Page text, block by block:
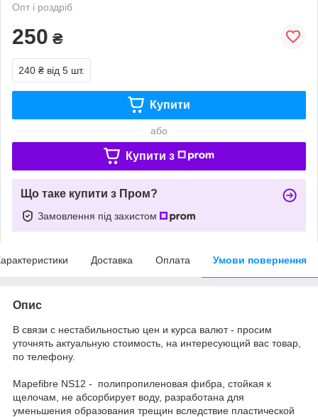
Опт і роздріб
250 ₴
240 ₴ від 5 шт.
Купити
або
Купити з
Що таке купити з Пром?
Замовлення під захистом
Доставка Оплата Умови повернення
Опис
В связи с нестабильностью цен и курса валют - просим
уточнять актуальную стоимость, на интересующий вас товар,
по телефону.
Mapefibre NS12 - полипропиленовая фибра, стойкая к
щелочам, не абсорбирует воду, разработана для
уменьшения образования трещин вследствие пластической